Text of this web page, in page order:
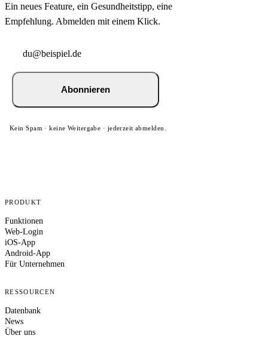
Ein neues Feature, ein Gesundheitstipp, eine
Empfehlung. Abmelden mit einem Klick.
Abonnieren
Kein Spam · keine Weitergabe · jederzeit abmelden.
PRODUKT
Funktionen
Web-Login
iOS-App
Android-App
Für Unternehmen
RESSOURCEN
Datenbank
News
Über uns